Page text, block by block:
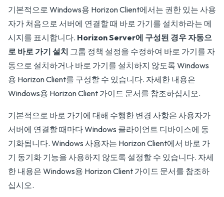
기본적으로 Windows용 Horizon Client에서는 권한 있는 사용
자가 처음으로 서버에 연결할 때 바로 가기를 설치하라는 메
시지를 표시합니다. Horizon Server에 구성된 경우 자동으
로 바로 가기 설치 그룹 정책 설정을 수정하여 바로 가기를 자
동으로 설치하거나 바로 가기를 설치하지 않도록 Windows
용 Horizon Client를 구성할 수 있습니다. 자세한 내용은
Windows용 Horizon Client 가이드 문서를 참조하십시오.
기본적으로 바로 가기에 대해 수행한 변경 사항은 사용자가
서버에 연결할 때마다 Windows 클라이언트 디바이스에 동
기화됩니다. Windows 사용자는 Horizon Client에서 바로 가
기 동기화 기능을 사용하지 않도록 설정할 수 있습니다. 자세
한 내용은 Windows용 Horizon Client 가이드 문서를 참조하
십시오.